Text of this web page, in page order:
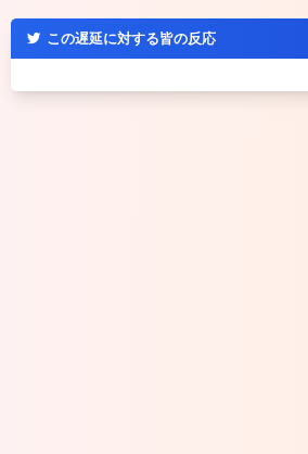
この遅延に対する皆の反応